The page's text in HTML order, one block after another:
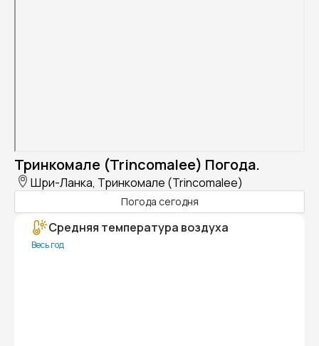
Тринкомале (Trincomalee) Погода.
Шри-Ланка, Тринкомале (Trincomalee)
Погода сегодня
Средняя температура воздуха
Весь год